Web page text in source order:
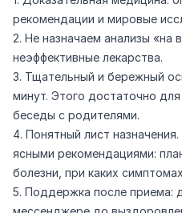
рекомендации и мировые
2. Не назначаем анализы «на
неэффективные лекарства.
3. Тщательный и бережный
минут. Этого достаточно
беседы с родителями.
4. Понятный лист
ясными рекомендациями:
болезни, при каких
5. Поддержка после приема: